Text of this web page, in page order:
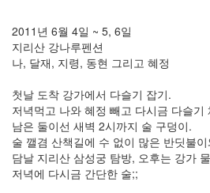
2011년 6월 4일 ~ 5, 6일
지리산 강나루펜션
나, 달재, 지령, 동현 그리고 혜정
첫날 도착 강가에서 다슬기 잡기.
저녁먹고 나와 혜정 빼고 다시금 다슬기
남은 둘이선 새벽 2시까지 술 구덩이.
술 깰겸 산책길에 수 없이 많은 반딧불
담날 지리산 삼성궁 탐방, 오후는 강가
저녁에 다시금 간단한 술;;
년
10
월
2007
년
11
월
6
2007